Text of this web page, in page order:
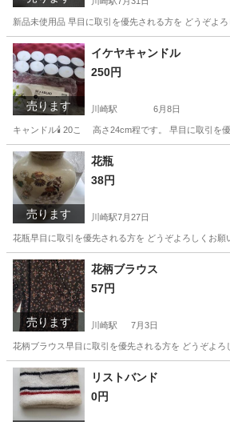
新品未使用品 早目に取引を優先される方を どうぞよ
神奈川 川崎市 川崎駅 調理器具
売ります
イケヤキャンドル
250円
川崎駅 6月8日
キャンドル🕯️ 20こ 高さ24cm程です。 早目に取引を
神奈川 川崎市 川崎駅
売ります
花瓶
38円
川崎駅7月27日
花瓶早目に取引を優先される方を どうぞよろしくお願
神奈川 川崎市 川崎駅
売ります
花柄ブラウス
57円
川崎駅 7月3日
花柄ブラウス早目に取引を優先される方を どうぞよろ
神奈川 川崎市 川崎駅 カーディガン
リストバンド
0円